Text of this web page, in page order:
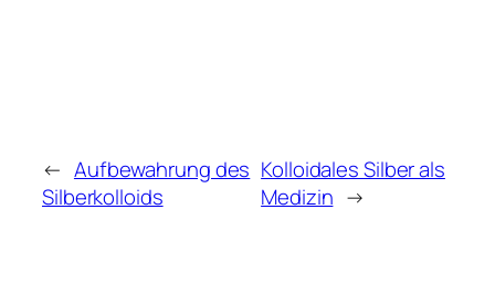
← Aufbewahrung des
Silberkolloids
Kolloidales Silber als
Medizin →